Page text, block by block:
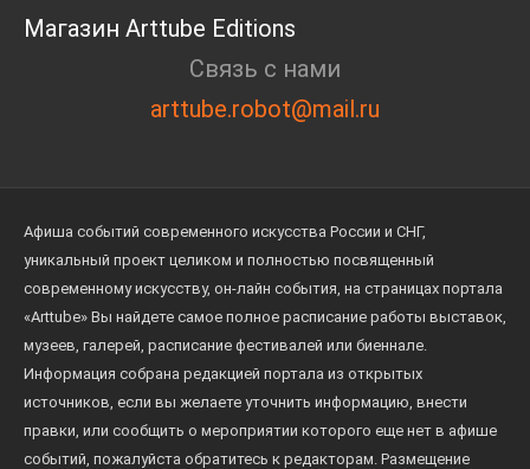
Магазин Arttube Editions
Связь с нами
arttube.robot@mail.ru
Афиша событий современного искусства России и СНГ,
уникальный проект целиком и полностью посвященный
современному искусству, он-лайн события, на страницах портала
«Arttube» Вы найдете самое полное расписание работы выставок,
музеев, галерей, расписание фестивалей или биеннале.
Информация собрана редакцией портала из открытых
источников, если вы желаете уточнить информацию, внести
правки, или сообщить о мероприятии которого еще нет в афише
событий, пожалуйста обратитесь к редакторам. Размещение